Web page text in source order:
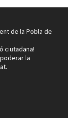
de la Pobla de
ciutadana!
la